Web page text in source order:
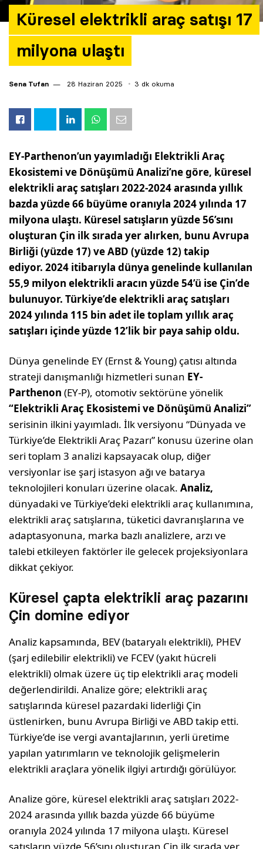
Küresel elektrikli araç satışı 17
milyona ulaştı
Sena Tufan 28 Haziran 2025 3 dk okuma
EY-Parthenon’un yayımladığı Elektrikli Araç
Ekosistemi ve Dönüşümü Analizi’ne göre, küresel
elektrikli araç satışları 2022-2024 arasında yıllık
bazda yüzde 66 büyüme oranıyla 2024 yılında 17
milyona ulaştı. Küresel satışların yüzde 56’sını
oluşturan Çin ilk sırada yer alırken, bunu Avrupa
Birliği (yüzde 17) ve ABD (yüzde 12) takip
ediyor. 2024 itibarıyla dünya genelinde kullanılan
55,9 milyon elektrikli aracın yüzde 54’ü ise Çin’de
bulunuyor. Türkiye’de elektrikli araç satışları
2024 yılında 115 bin adet ile toplam yıllık araç
satışları içinde yüzde 12’lik bir paya sahip oldu.
Dünya genelinde EY (Ernst & Young) çatısı altında
strateji danışmanlığı hizmetleri sunan EY-
Parthenon(EY-P), otomotiv sektörüne yönelik
“Elektrikli Araç Ekosistemi ve Dönüşümü Analizi”
serisinin ilkini yayımladı. İlk versiyonu “Dünyada ve
Türkiye’de Elektrikli Araç Pazarı” konusu üzerine olan
seri toplam 3 analizi kapsayacak olup, diğer
versiyonlar ise şarj istasyon ağı ve batarya
teknolojileri konuları üzerine olacak.Analiz,
dünyadaki ve Türkiye’deki elektrikli araç kullanımına,
elektrikli araç satışlarına, tüketici davranışlarına ve
adaptasyonuna, marka bazlı analizlere, arzı ve
talebi etkileyen faktörler ile gelecek projeksiyonlara
dikkat çekiyor.
Küresel çapta elektrikli araç pazarını
Çin domine ediyor
Analiz kapsamında, BEV (bataryalı elektrikli), PHEV
(şarj edilebilir elektrikli) ve FCEV (yakıt hücreli
elektrikli) olmak üzere üç tip elektrikli araç modeli
değerlendirildi. Analize göre; elektrikli araç
satışlarında küresel pazardaki liderliği Çin
üstlenirken, bunu Avrupa Birliği ve ABD takip etti.
Türkiye’de ise vergi avantajlarının, yerli üretime
yapılan yatırımların ve teknolojik gelişmelerin
elektrikli araçlara yönelik ilgiyi artırdığı görülüyor.
Analize göre, küresel elektrikli araç satışları 2022-
2024 arasında yıllık bazda yüzde 66 büyüme
oranıyla 2024 yılında 17 milyona ulaştı. Küresel